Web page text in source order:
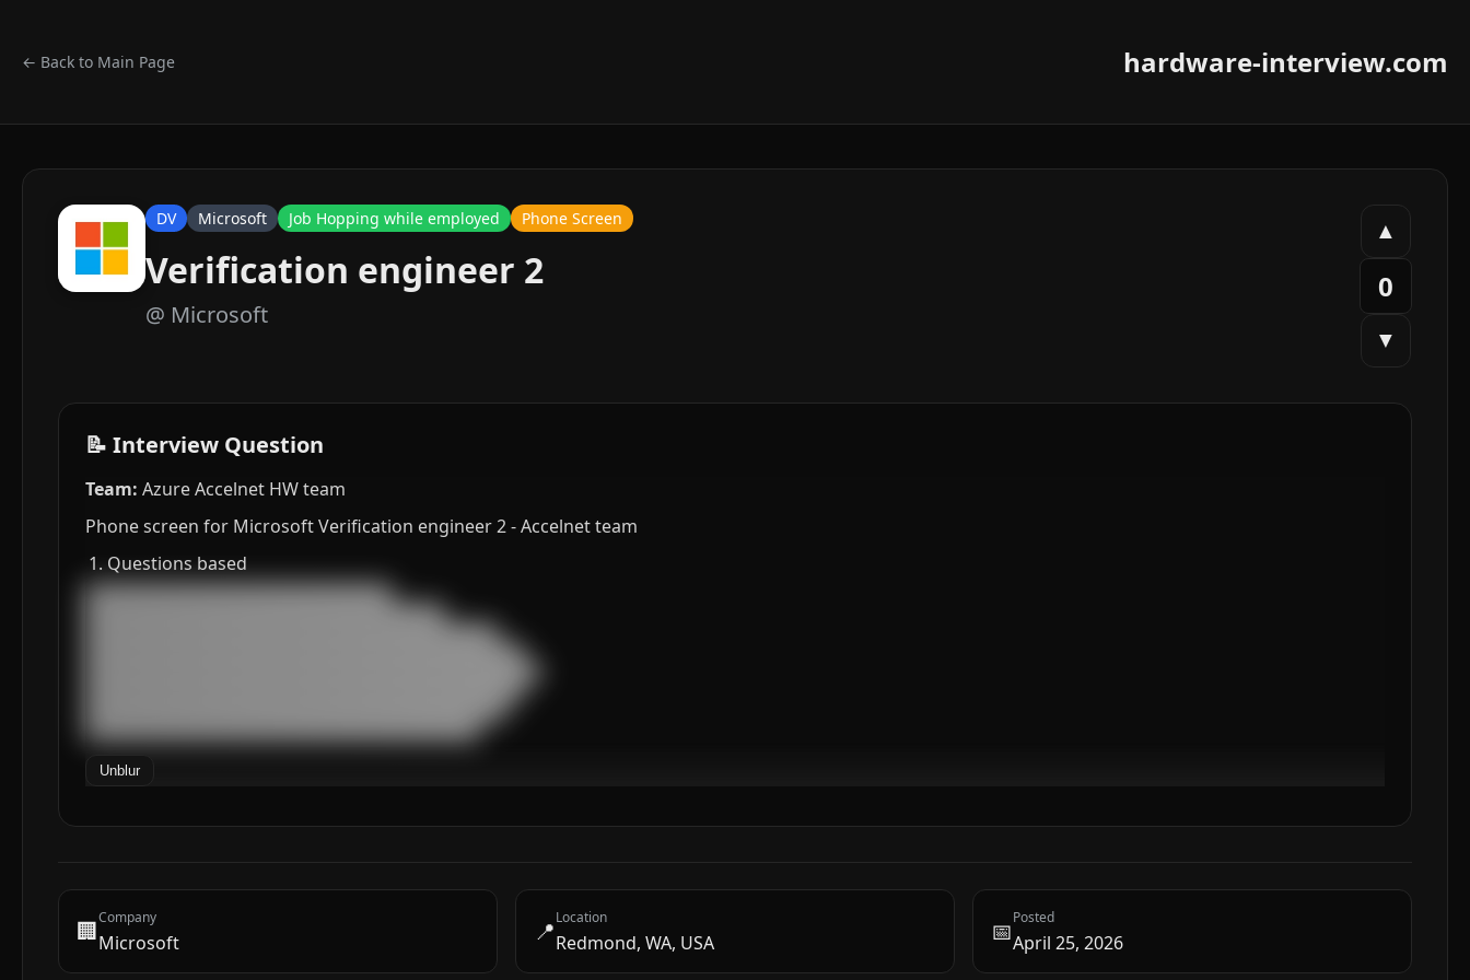
← Back to Main Page hardware-interview.com
DV Microsoft Job Hopping while employed Phone Screen
Verification engineer 2
@ Microsoft
▲
0
▼
📝 Interview Question
Team: Azure Accelnet HW team
Phone screen for Microsoft Verification engineer 2 - Accelnet team
Questions based
███████████████████████████████████
█████████████████████████████████████████
███████████████████████████████████████████████
██████████████████████████████████████████████████
██████████████████████████████████████████████████
████████████████████████████████████████████████
█████████████████████████████████████████████
Unblur
🏢Company
Microsoft 📍Location
Redmond, WA, USA 📅Posted
April 25, 2026